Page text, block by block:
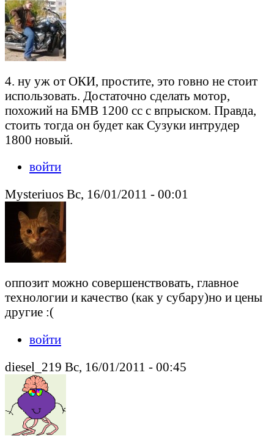
4. ну уж от ОКИ, простите, это говно не стоит
использовать. Достаточно сделать мотор,
похожий на БМВ 1200 сс с впрыском. Правда,
стоить тогда он будет как Сузуки интрудер
1800 новый.
войти
Mysteriuos Вс, 16/01/2011 - 00:01
оппозит можно совершенствовать, главное
технологии и качество (как у субару)но и цены
другие :(
войти
diesel_219 Вс, 16/01/2011 - 00:45